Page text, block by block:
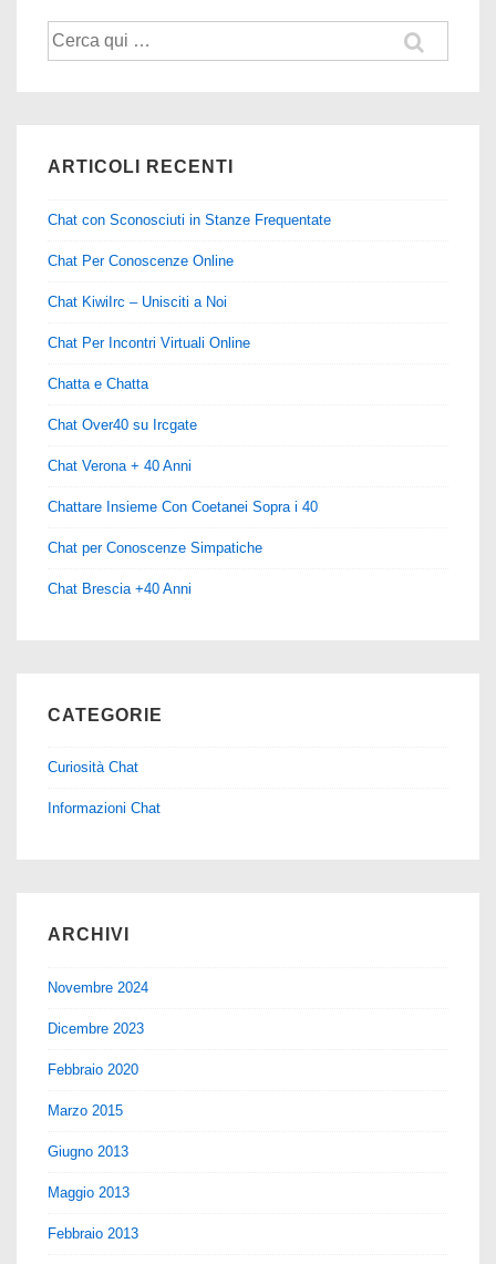
Cerca:
ARTICOLI RECENTI
Chat con Sconosciuti in Stanze Frequentate
Chat Per Conoscenze Online
Chat KiwiIrc – Unisciti a Noi
Chat Per Incontri Virtuali Online
Chatta e Chatta
Chat Over40 su Ircgate
Chat Verona + 40 Anni
Chattare Insieme Con Coetanei Sopra i 40
Chat per Conoscenze Simpatiche
Chat Brescia +40 Anni
CATEGORIE
Curiosità Chat
Informazioni Chat
ARCHIVI
Novembre 2024
Dicembre 2023
Febbraio 2020
Marzo 2015
Giugno 2013
Maggio 2013
Febbraio 2013